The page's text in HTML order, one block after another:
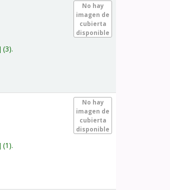
No hay
imagen de
cubierta
disponible
(3).
No hay
imagen de
cubierta
disponible
(1).